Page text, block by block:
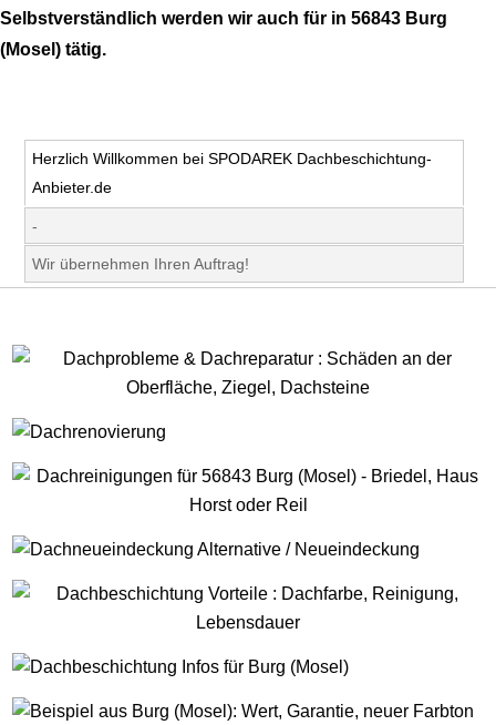
Selbstverständlich werden wir auch für in 56843 Burg
(Mosel) tätig.
Herzlich Willkommen bei SPODAREK Dachbeschichtung-
Anbieter.de
-
Wir übernehmen Ihren Auftrag!